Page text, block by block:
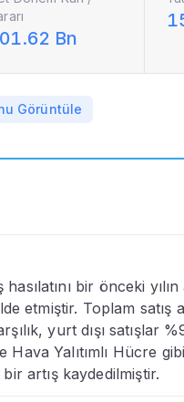
Bn
Görüntüle
bir önceki
etmiştir. Toplam satış
yurt dışı satışlar
Yalıtımlı Hücre
artış kaydedilmiştir.